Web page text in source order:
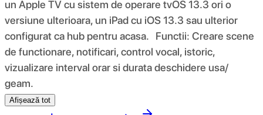
un Apple TV cu sistem de operare tvOS 13.3 ori o
versiune ulterioara, un iPad cu iOS 13.3 sau ulterior
configurat ca hub pentru acasa. Functii: Creare scene
de functionare, notificari, control vocal, istoric,
vizualizare interval orar si durata deschidere usa/
geam.
Afișează tot